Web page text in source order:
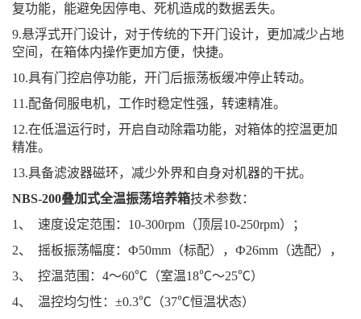
复功能，能避免因停电、死机造成的数据丢失。
9.悬浮式开门设计，对于传统的下开门设计，更加减少占地
空间，在箱体内操作更加方便，快捷。
10.具有门控启停功能，开门后振荡板缓冲停止转动。
11.配备伺服电机，工作时稳定性强，转速精准。
12.在低温运行时，开启自动除霜功能，对箱体的控温更加
精准。
13.具备滤波器磁环，减少外界和自身对机器的干扰。
NBS-200叠加式全温振荡培养箱技术参数：
1、 速度设定范围：10-300rpm（顶层10-250rpm）；
2、 摇板振荡幅度：Ф50mm（标配），Ф26mm（选配），
3、 控温范围：4～60℃（室温18℃～25℃）
4、 温控均匀性：±0.3℃（37℃恒温状态）